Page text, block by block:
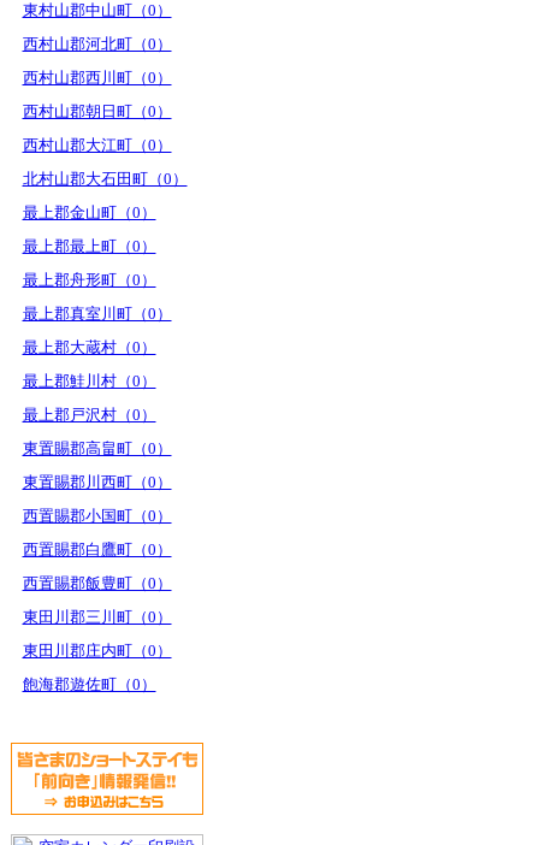
東村山郡中山町（0）
西村山郡河北町（0）
西村山郡西川町（0）
西村山郡朝日町（0）
西村山郡大江町（0）
北村山郡大石田町（0）
最上郡金山町（0）
最上郡最上町（0）
最上郡舟形町（0）
最上郡真室川町（0）
最上郡大蔵村（0）
最上郡鮭川村（0）
最上郡戸沢村（0）
東置賜郡高畠町（0）
東置賜郡川西町（0）
西置賜郡小国町（0）
西置賜郡白鷹町（0）
西置賜郡飯豊町（0）
東田川郡三川町（0）
東田川郡庄内町（0）
飽海郡遊佐町（0）